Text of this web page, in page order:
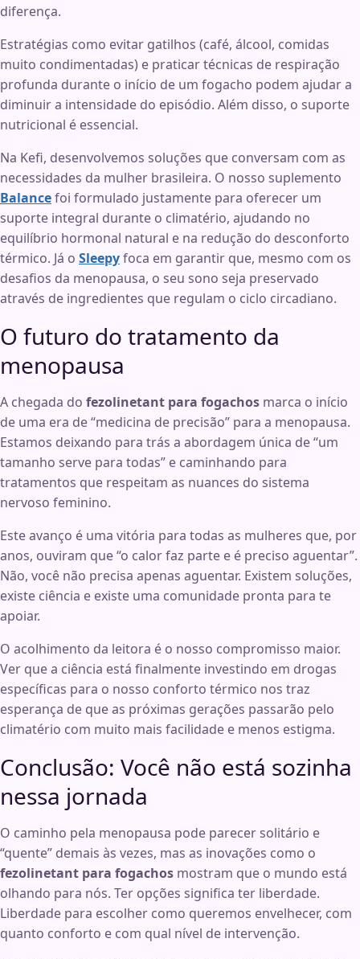
diferença.
Estratégias como evitar gatilhos (café, álcool, comidas
muito condimentadas) e praticar técnicas de respiração
profunda durante o início de um fogacho podem ajudar a
diminuir a intensidade do episódio. Além disso, o suporte
nutricional é essencial.
Na Kefi, desenvolvemos soluções que conversam com as
necessidades da mulher brasileira. O nosso suplemento
Balancefoi formulado justamente para oferecer um
suporte integral durante o climatério, ajudando no
equilíbrio hormonal natural e na redução do desconforto
térmico. Já o Sleepyfoca em garantir que, mesmo com os
desafios da menopausa, o seu sono seja preservado
através de ingredientes que regulam o ciclo circadiano.
O futuro do tratamento da
menopausa
A chegada do fezolinetant para fogachos marca o início
de uma era de “medicina de precisão” para a menopausa.
Estamos deixando para trás a abordagem única de “um
tamanho serve para todas” e caminhando para
tratamentos que respeitam as nuances do sistema
nervoso feminino.
Este avanço é uma vitória para todas as mulheres que, por
anos, ouviram que “o calor faz parte e é preciso aguentar”.
Não, você não precisa apenas aguentar. Existem soluções,
existe ciência e existe uma comunidade pronta para te
apoiar.
O acolhimento da leitora é o nosso compromisso maior.
Ver que a ciência está finalmente investindo em drogas
específicas para o nosso conforto térmico nos traz
esperança de que as próximas gerações passarão pelo
climatério com muito mais facilidade e menos estigma.
Conclusão: Você não está sozinha
nessa jornada
O caminho pela menopausa pode parecer solitário e
“quente” demais às vezes, mas as inovações como o
fezolinetant para fogachos mostram que o mundo está
olhando para nós. Ter opções significa ter liberdade.
Liberdade para escolher como queremos envelhecer, com
quanto conforto e com qual nível de intervenção.